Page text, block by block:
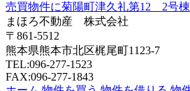
売買物件に菊陽町津久礼第12 2号棟
まほろ不動産 株式会社
〒861-5512
熊本県熊本市北区梶尾町1123-7
TEL:096-277-1523
FAX:096-277-1843